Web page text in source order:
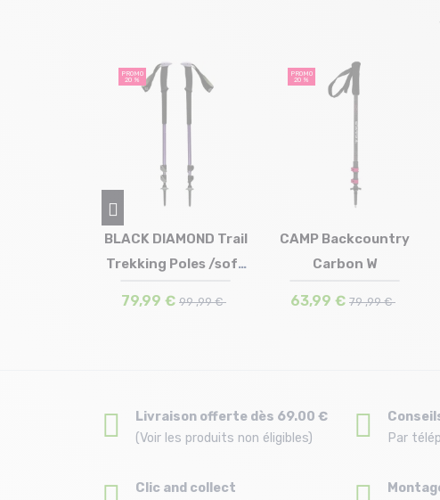
PROMO
20 %
Taille en stock
BLACK DIAMOND Trail
Trekking Poles /soft
79,99 € 99 ,99 €
PROMO
20 %
Taille en stock
CAMP Backcountry
Carbon W
63,99 € 79 ,99 €
Livraison offerte dès 69.00 €
(Voir les produits non éligibles)
Par
Clic and collect